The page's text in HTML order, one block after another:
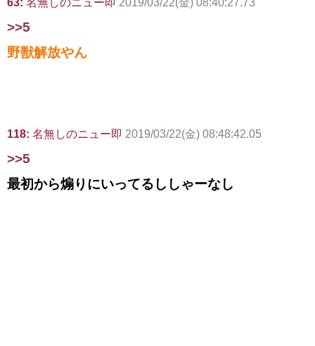
>>5
野獣解放やん
118: 名無しのニュー即 2019/03/22(金) 08:48:42.05
>>5
最初から煽りにいってるししゃーなし